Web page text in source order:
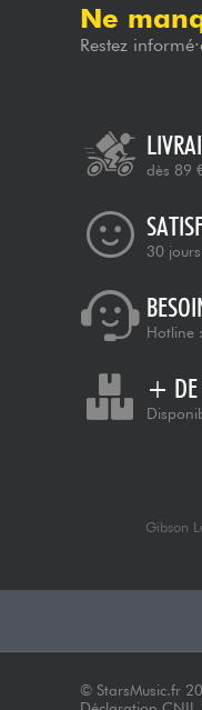
Ne
Restez
dès 89
30
Hotline :
+ DE
Gibson
© StarsMusic.fr